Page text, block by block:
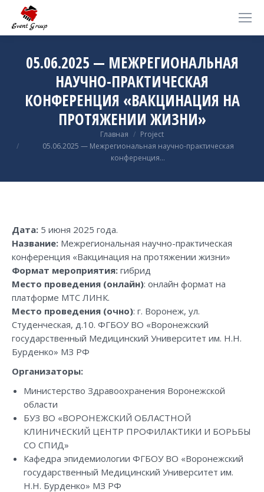
05.06.2025 — МЕЖРЕГИОНАЛЬНАЯ
НАУЧНО-ПРАКТИЧЕСКАЯ
КОНФЕРЕНЦИЯ «ВАКЦИНАЦИЯ НА
ПРОТЯЖЕНИИ ЖИЗНИ»
Главная
Project
05.06.2025 — Межрегиональная научно-практическая
конференция…
Дата: 5 июня 2025 года.
Название: Межрегиональная научно-практическая
конференция «Вакцинация на протяжении жизни»
Формат мероприятия: гибрид
Место проведения (онлайн): онлайн формат на
платформе МТС ЛИНК.
Место проведения (очно): г. Воронеж, ул.
Студенческая, д.10. ФГБОУ ВО «Воронежский
государственный Медицинский Университет им. Н.Н.
Бурденко» МЗ РФ
Организаторы:
Министерство Здравоохранения Воронежской
области
БУЗ ВО «ВОРОНЕЖСКИЙ ОБЛАСТНОЙ
КЛИНИЧЕСКИЙ ЦЕНТР ПРОФИЛАКТИКИ И БОРЬБЫ
СО СПИД»
Кафедра эпидемиологии ФГБОУ ВО «Воронежский
государственный Медицинский Университет им.
Н.Н. Бурденко» МЗ РФ